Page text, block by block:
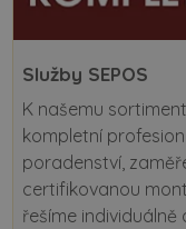
Služby SEPOS
K našemu
kompletní
poradenství,
certifikovanou
řešíme individuálně